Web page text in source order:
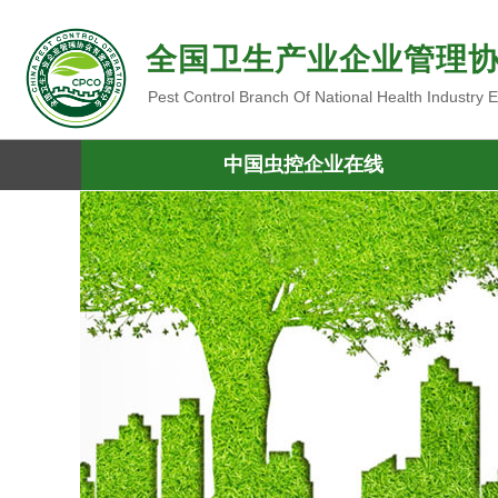
全国卫生产业企业管理
Pest Control Branch Of National Health Industry
中国虫控企业在线